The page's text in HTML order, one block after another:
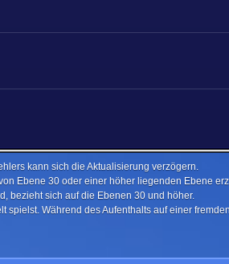
kann sich die Aktualisierung verzögern.
Ebene 30 oder einer höher liegenden Ebene
bezieht sich auf die Ebenen 30 und höher.
Während des Aufenthalts auf einer